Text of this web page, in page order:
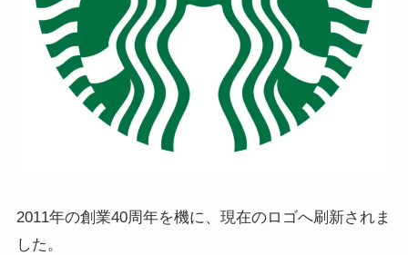
2011年の創業40周年を機に、現在のロゴへ刷新されま
した。